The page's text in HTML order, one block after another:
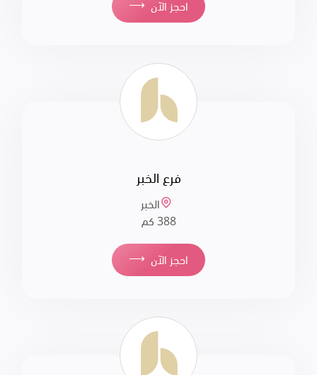
⟶ احجز الآن
فرع الخبر
الخبر
388 كم
⟶ احجز الآن